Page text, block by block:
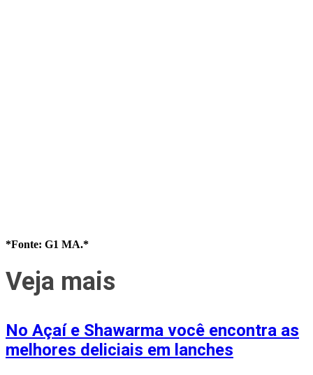
*Fonte: G1 MA.*
Veja mais
No Açaí e Shawarma você encontra as
melhores deliciais em lanches